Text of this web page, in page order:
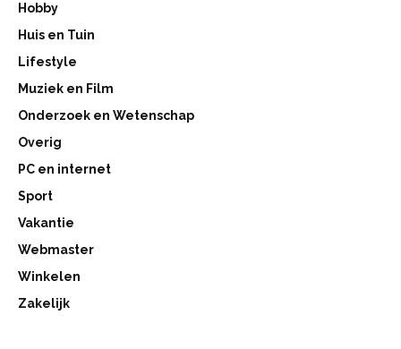
Hobby
Huis en Tuin
Lifestyle
Muziek en Film
Onderzoek en Wetenschap
Overig
PC en internet
Sport
Vakantie
Webmaster
Winkelen
Zakelijk